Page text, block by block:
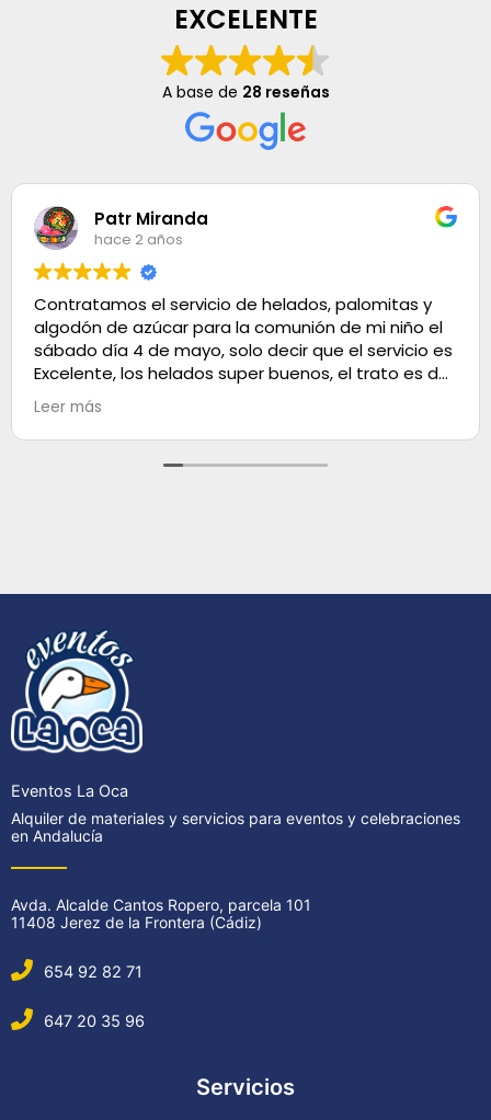
EXCELENTE
A base de 28 reseñas
Patr Miranda
hace 2 años
Contratamos el servicio de helados, palomitas y
algodón de azúcar para la comunión de mi niño el
sábado día 4 de mayo, solo decir que el servicio es
Excelente, los helados super buenos, el trato es de
100. Muchas gracias
Leer más
Eventos La Oca
Alquiler de materiales y servicios para eventos y celebraciones
en Andalucía
Avda. Alcalde Cantos Ropero, parcela 101
11408 Jerez de la Frontera (Cádiz)
654 92 82 71
647 20 35 96
Servicios